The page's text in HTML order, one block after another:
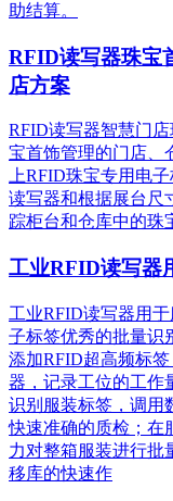
助结算。
RFID读写器珠宝
店方案
RFID读写器智慧门
宝首饰管理的门店、
上RFID珠宝专用电
读写器和根据展台尺
踪柜台和仓库中的珠
工业RFID读写器
工业RFID读写器用
子标签优秀的批量识
添加RFID超高频标
器，记录工位的工作
识别服装标签，调用
快速准确的质检；在
力对整箱服装进行批
移库的快速作